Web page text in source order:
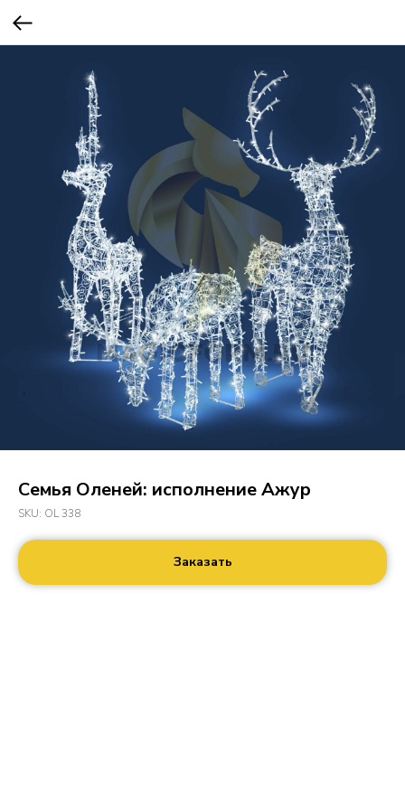
Семья Оленей: исполнение Ажур
SKU: OL 338
Заказать